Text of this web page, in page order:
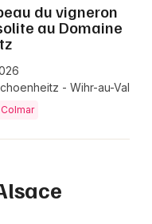
du vigneron
au Domaine
- Wihr-au-Val